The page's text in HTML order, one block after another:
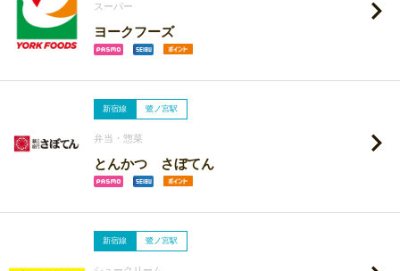
スーパー
ヨークフーズ
新宿線 鷺ノ宮駅
弁当・惣菜
とんかつ さぼてん
新宿線 鷺ノ宮駅